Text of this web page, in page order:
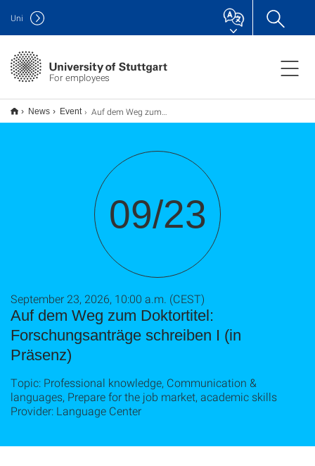
For employees
Uni
News Event Auf dem Weg zum Doktortitel: Forschungsanträge schreiben I (in Präsenz)
09/23
Auf dem Weg zum Doktortitel:
Forschungsanträge schreiben I (in
Präsenz)
September 23, 2026, 10:00 a.m. (CEST)
Topic: Professional knowledge, Communication &
languages, Prepare for the job market, academic skills
Provider: Language Center